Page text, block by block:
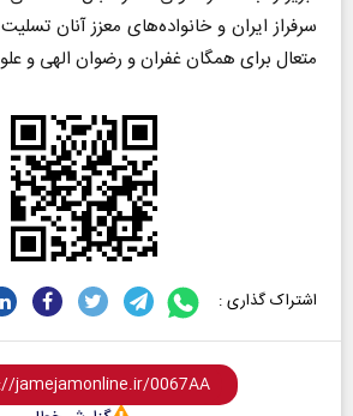
سرفراز ایران و خانواده‌های معزز آنان
متعال برای همگان غفران و رضوان الهی و
اشتراک گذاری :